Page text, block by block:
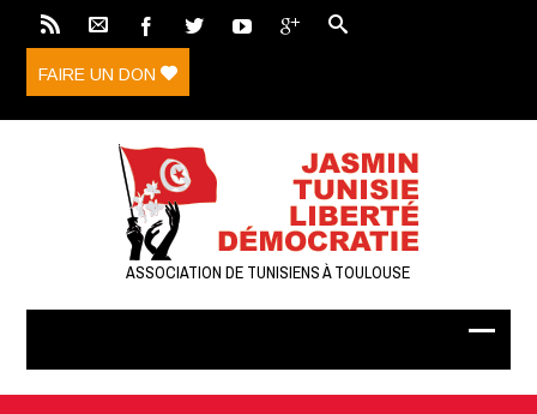
FAIRE UN DON
ASSOCIATION DE TUNISIENS À TOULOUSE